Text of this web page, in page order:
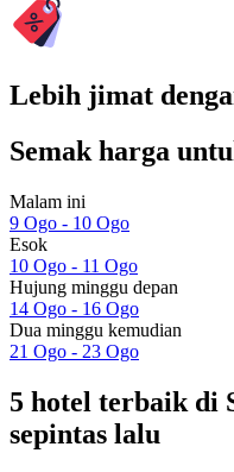
Lebih jimat
Semak harga
Malam ini
9 Ogo - 10 Ogo
Esok
10 Ogo - 11 Ogo
Hujung minggu depan
14 Ogo - 16 Ogo
Dua minggu kemudian
21 Ogo - 23 Ogo
5 hotel terbaik di
sepintas lalu